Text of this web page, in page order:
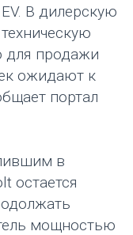
В дилерскую
для продажи
ожидают к
портал
м в
остается
мощностью